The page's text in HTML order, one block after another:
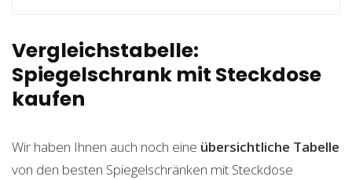
Vergleichstabelle:
Spiegelschrank mit Steckdose
kaufen
Wir haben Ihnen auch noch eine übersichtliche Tabelle
von den besten Spiegelschränken mit Steckdose